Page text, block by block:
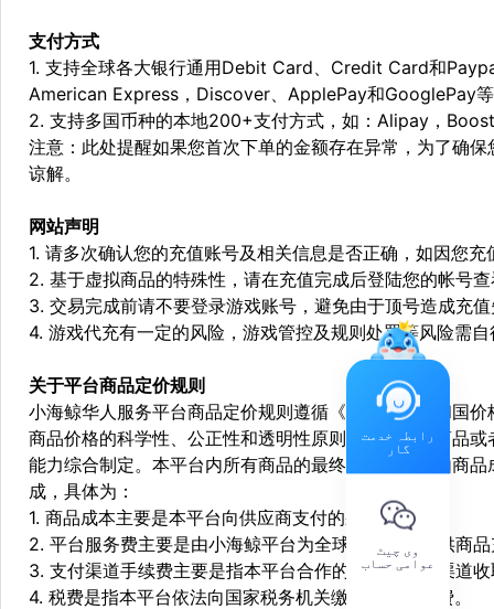
支付方式
1. 支持全球各大银行通用Debit Card、Credit Card和
American Express，Discover、ApplePay和GooglePay
2. 支持多国币种的本地200+支付方式，如：Alipay，
注意：此处提醒如果您首次下单的金额存在异常，为了确
谅解。
网站声明
1. 请多次确认您的充值账号及相关信息是否正确，如因您
2. 基于虚拟商品的特殊性，请在充值完成后登陆您的帐号
3. 交易完成前请不要登录游戏账号，避免由于顶号造成充
4. 游戏代充有一定的风险，游戏管控及规则处罚等风险需
关于平台商品定价规则
小海鲸华人服务平台商品定价规则遵循《中华人民共和国
商品价格的科学性、公正性和透明性原则，依据相关商品
能力综合制定。本平台内所有商品的最终销售价格均由商
成，具体为：
1. 商品成本主要是本平台向供应商支付的采购成本；
2. 平台服务费主要是由小海鲸平台为全球华人用户提供商
3. 支付渠道手续费主要是指本平台合作的第三方支付渠道
4. 税费是指本平台依法向国家税务机关缴纳的各项税费。
رابطہ خدمت
گار
وی چیٹ
عوامی حساب